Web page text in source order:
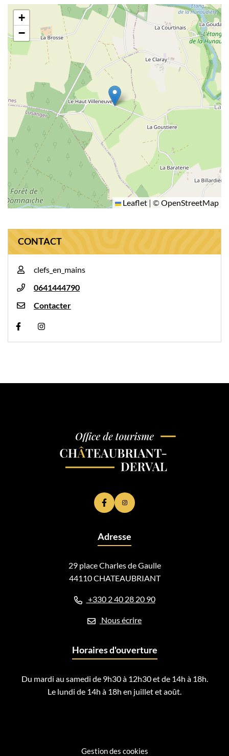
CONTACT
clefs_en_mains
0641444790
Contacter
Visiter la page Facebook (nouvelle fenêtre)
Visiter la page Instagram (nouvelle fenêtre)
+
−
Leaflet | ©OpenStreetMap
Lien vers le compte Facebook
Lien vers le compte Instagram
Adresse
29 place Charles de Gaulle
44110 CHATEAUBRIANT
+330 2 40 28 20 90
Nous écrire
Horaires d'ouverture
Du mardi au samedi de 9h30 à 12h30 et de 14h à 18h.
Le lundi de 14h à 18h en juillet et août.
Gestion des cookies